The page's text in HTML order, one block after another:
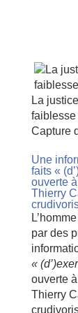
La
faiblesse
Capture
Une
faits «
ouverte
Thierry
par des
«
ouverte
Thierry